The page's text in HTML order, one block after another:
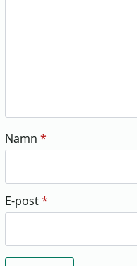
Namn *
E-post*